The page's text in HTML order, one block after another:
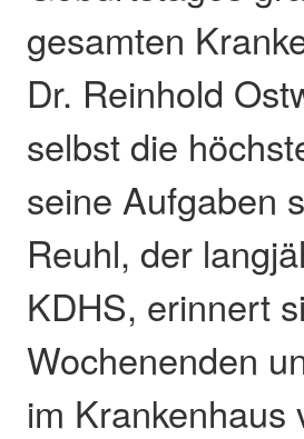
gesamten
Dr. Reinhold
selbst die
seine Aufgaben
Reuhl, der
KDHS, erinnert
Wochenenden
im Krankenhaus